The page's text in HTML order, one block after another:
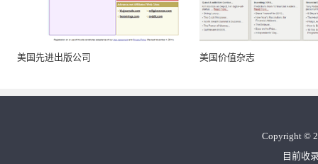
美国先进出版公司 美国价值杂志
Copyright ©
目前收